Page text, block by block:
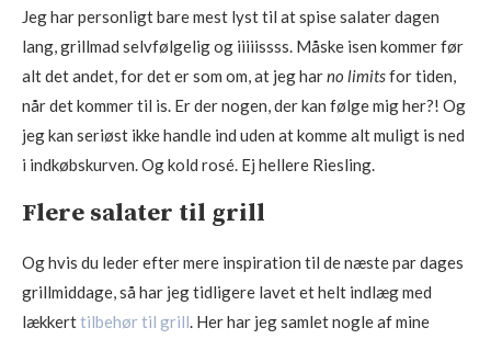
Jeg har personligt bare mest lyst til at spise salater dagen
lang, grillmad selvfølgelig og iiiiissss. Måske isen kommer før
alt det andet, for det er som om, at jeg harno limitsfor tiden,
når det kommer til is. Er der nogen, der kan følge mig her?! Og
jeg kan seriøst ikke handle ind uden at komme alt muligt is ned
i indkøbskurven. Og kold rosé. Ej hellere Riesling.
Flere salater til grill
Og hvis du leder efter mere inspiration til de næste par dages
grillmiddage, så har jeg tidligere lavet et helt indlæg med
lækkerttilbehør til grill. Her har jeg samlet nogle af mine